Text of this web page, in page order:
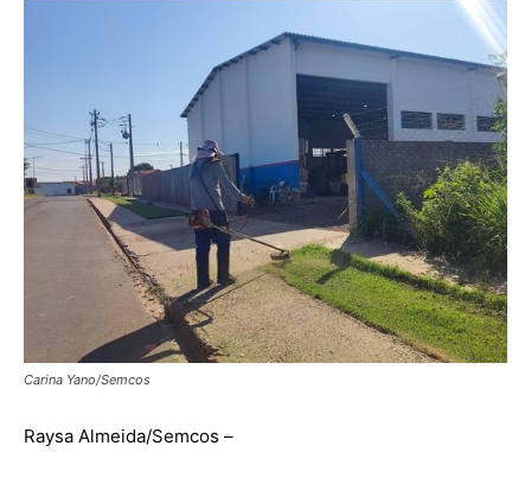
Carina Yano/Semcos
Raysa Almeida/Semcos –